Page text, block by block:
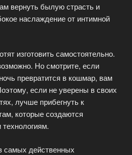
вернуть былую страсть и
наслаждение от интимной
изготовить самостоятельно.
Но смотрите, если
превратится в кошмар, вам
если не уверены в своих
лучше прибегнуть к
которые создаются
самых действенных